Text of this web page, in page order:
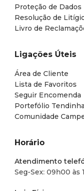
Proteção de Dados
Resolução de
Livro de
Ligações Úteis
Área de Cliente
Lista de Favoritos
Seguir Encomenda
Portefólio Tendinha
Comunidade
Horário
Atendimento
Seg-Sex: 09h00 às